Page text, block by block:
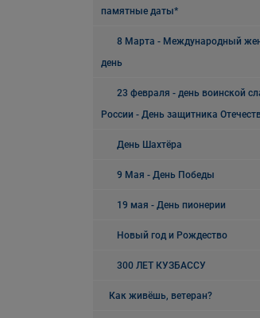
памятные даты*
8 Марта - Международный
день
23 февраля - день воинской
России - День защитника
День Шахтёра
9 Мая - День Победы
19 мая - День пионерии
Новый год и Рождество
300 ЛЕТ КУЗБАССУ
Как живёшь, ветеран?